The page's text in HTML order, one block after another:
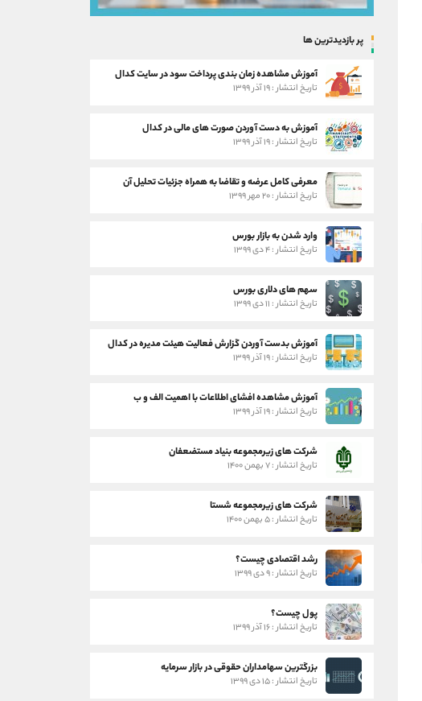
پر بازدیدترین ها
آموزش مشاهده زمان بندی پرداخت سود در سایت کدال
تاریخ انتشار : ۱۹ آذر ۱۳۹۹
آموزش به دست آوردن صورت های مالی در کدال
تاریخ انتشار : ۱۹ آذر ۱۳۹۹
معرفی کامل عرضه و تقاضا به همراه جزئیات تحلیل آن
تاریخ انتشار : ۲۰ مهر ۱۳۹۹
وارد شدن به بازار بورس
تاریخ انتشار : ۴ دی ۱۳۹۹
سهم های دلاری بورس
تاریخ انتشار : ۱۱ دی ۱۳۹۹
آموزش بدست آوردن گزارش فعالیت هیئت مدیره در کدال
تاریخ انتشار : ۱۹ آذر ۱۳۹۹
آموزش مشاهده افشای اطلاعات با اهمیت الف و ب
تاریخ انتشار : ۱۹ آذر ۱۳۹۹
شرکت های زیرمجموعه بنیاد مستضعفان
تاریخ انتشار : ۷ بهمن ۱۴۰۰
شرکت های زیرمجموعه شستا
تاریخ انتشار : ۵ بهمن ۱۴۰۰
رشد اقتصادی چیست؟
تاریخ انتشار : ۹ دی ۱۳۹۹
پول چیست؟
تاریخ انتشار : ۱۶ آذر ۱۳۹۹
بزرگترین سهامداران حقوقی در بازار سرمایه
تاریخ انتشار : ۱۵ دی ۱۳۹۹